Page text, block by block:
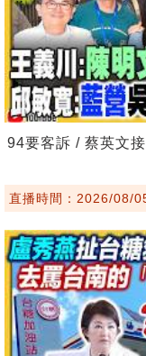
94要客訴 / 蔡英文
直播時間：2026/08/